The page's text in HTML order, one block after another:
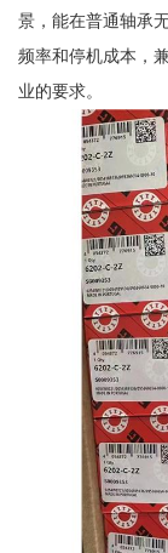
景，能在普通轴承
频率和停机成本，
业的要求。